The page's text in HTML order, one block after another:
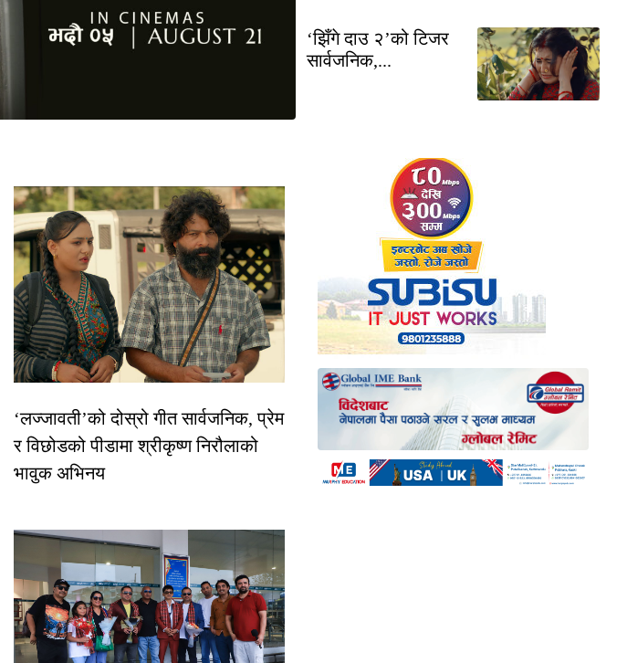
‘लज्जावती’को दोस्रो गीत सार्वजनिक, प्रेम
र विछोडको पीडामा श्रीकृष्ण निरौलाको
भावुक अभिनय
‘झिँगे दाउ २’को टिजर
सार्वजनिक,...